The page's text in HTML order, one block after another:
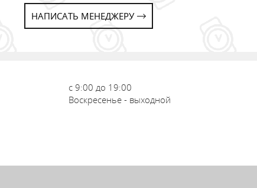
НАПИСАТЬ МЕНЕДЖЕРУ
с 9:00 до 19:00
Воскресенье - выходной